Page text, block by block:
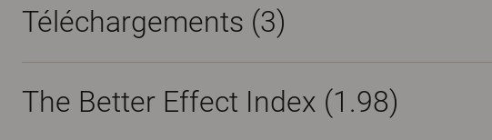
Téléchargements (3)
The Better Effect Index (1.98)